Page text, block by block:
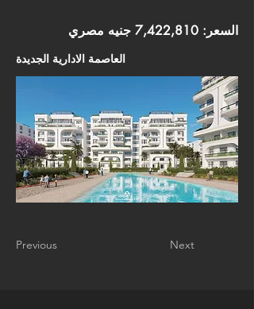
السعر: 7,422,810 جنيه مصري
العاصمة الادارية الجديدة
Previous Next